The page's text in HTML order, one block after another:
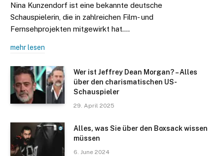
Nina Kunzendorf ist eine bekannte deutsche
Schauspielerin, die in zahlreichen Film- und
Fernsehprojekten mitgewirkt hat.…
mehr lesen
Wer ist Jeffrey Dean Morgan? – Alles
über den charismatischen US-
Schauspieler
29. April 2025
Alles, was Sie über den Boxsack wissen
müssen
6. June 2024